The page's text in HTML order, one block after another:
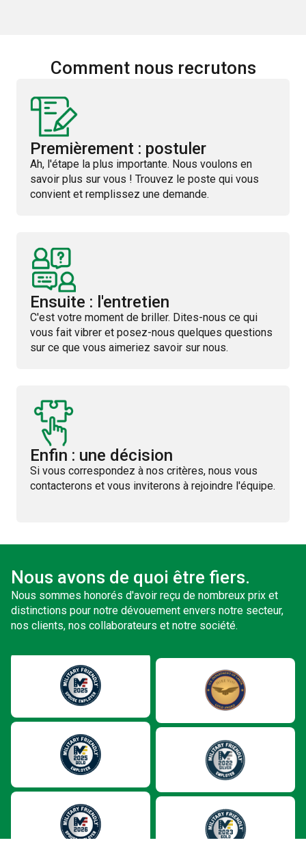
Comment nous recrutons
Premièrement : postuler
Ah, l'étape la plus importante. Nous voulons en
savoir plus sur vous ! Trouvez le poste qui vous
convient et remplissez une demande.
Ensuite : l'entretien
C'est votre moment de briller. Dites-nous ce qui
vous fait vibrer et posez-nous quelques questions
sur ce que vous aimeriez savoir sur nous.
Enfin : une décision
Si vous correspondez à nos critères, nous vous
contacterons et vous inviterons à rejoindre l'équipe.
Nous avons de quoi être fiers.
Nous sommes honorés d'avoir reçu de nombreux prix et
distinctions pour notre dévouement envers notre secteur,
nos clients, nos collaborateurs et notre société.